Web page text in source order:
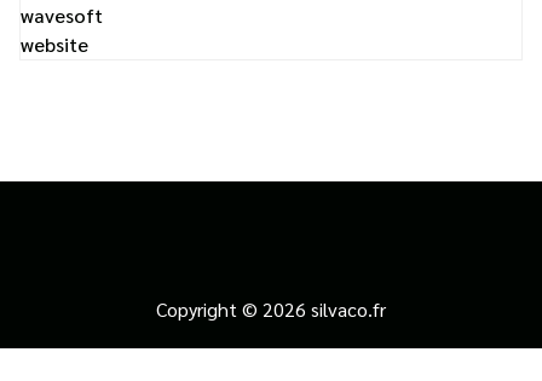
wavesoft
website
Copyright © 2026 silvaco.fr